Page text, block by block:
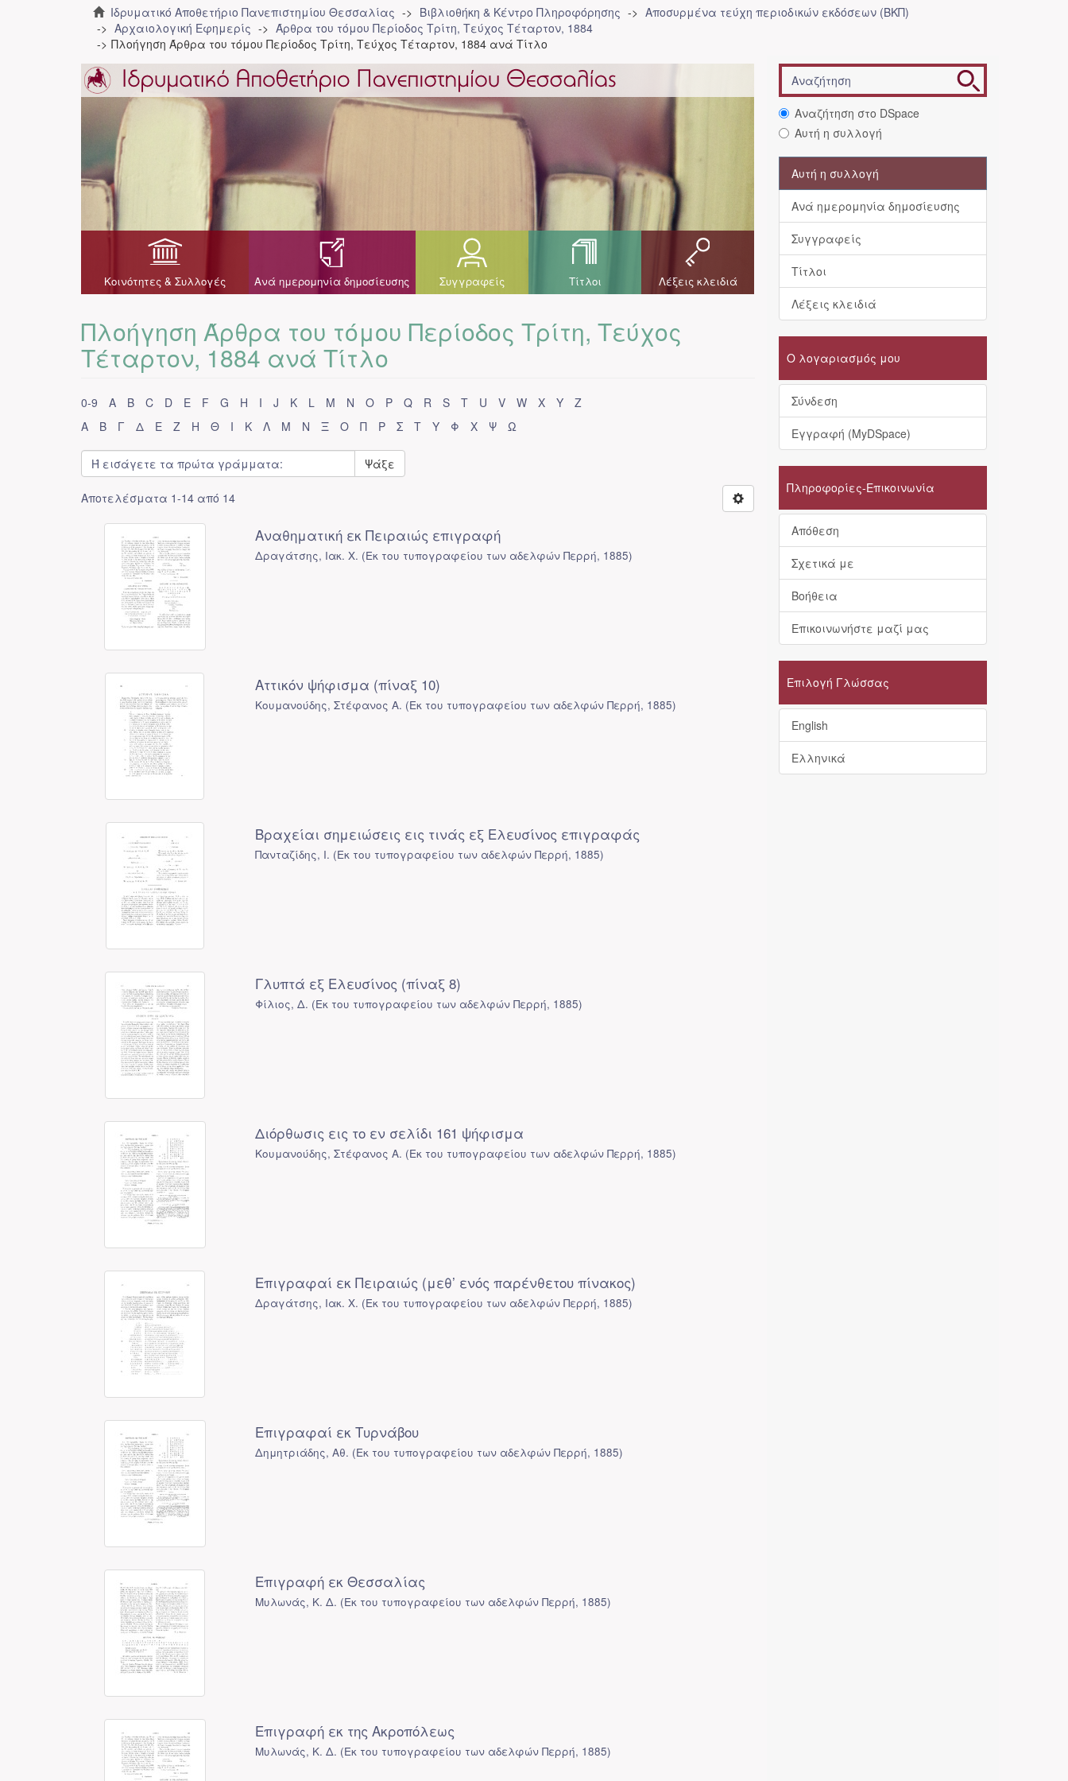
Ιδρυματικό Αποθετήριο Πανεπιστημίου Θεσσαλίας Βιβλιοθήκη & Κέντρο Πληροφόρησης
Αποσυρμένα τεύχη περιοδικών εκδόσεων (ΒΚΠ)
Αρχαιολογική Εφημερίς
Άρθρα του τόμου Περίοδος Τρίτη, Τεύχος Τέταρτον, 1884
Πλοήγηση Άρθρα του τόμου Περίοδος Τρίτη, Τεύχος Τέταρτον, 1884 ανά Τίτλο
Κοινότητες & Συλλογές Ανά ημερομηνία δημοσίευσης Συγγραφείς Τίτλοι Λέξεις κλειδιά
Πλοήγηση Άρθρα του τόμου Περίοδος Τρίτη, Τεύχος
Τέταρτον, 1884 ανά Τίτλο
0-9 A B C D E F G H I J K L M N O P Q R S T U V W X Y
Z
Α
Β Γ Δ Ε Ζ Η Θ Ι Κ Λ Μ Ν Ξ Ο Π Ρ Σ Τ Υ Φ Χ Ψ Ω
Ψάξε
Αποτελέσματα 1-14 από 14
Αναθηματική εκ Πειραιώς επιγραφή
Δραγάτσης, Ιακ. Χ. (Εκ του τυπογραφείου των αδελφών Περρή, 1885)
Αττικόν ψήφισμα (πίναξ 10)
Κουμανούδης, Στέφανος Α. (Εκ του τυπογραφείου των αδελφών Περρή, 1885)
Βραχείαι σημειώσεις εις τινάς εξ Ελευσίνος επιγραφάς
Πανταζίδης, Ι. (Εκ του τυπογραφείου των αδελφών Περρή, 1885)
Γλυπτά εξ Ελευσίνος (πίναξ 8)
Φίλιος, Δ. (Εκ του τυπογραφείου των αδελφών Περρή, 1885)
Διόρθωσις εις το εν σελίδι 161 ψήφισμα
Κουμανούδης, Στέφανος Α. (Εκ του τυπογραφείου των αδελφών Περρή, 1885)
Επιγραφαί εκ Πειραιώς (μεθ’ ενός παρένθετου πίνακος)
Δραγάτσης, Ιακ. Χ. (Εκ του τυπογραφείου των αδελφών Περρή, 1885)
Επιγραφαί εκ Τυρνάβου
Δημητριάδης, Αθ. (Εκ του τυπογραφείου των αδελφών Περρή, 1885)
Επιγραφή εκ Θεσσαλίας
Μυλωνάς, Κ. Δ. (Εκ του τυπογραφείου των αδελφών Περρή, 1885)
Επιγραφή εκ της Ακροπόλεως
Μυλωνάς, Κ. Δ. (Εκ του τυπογραφείου των αδελφών Περρή, 1885)
Αναζήτηση στο DSpace
Αυτή η συλλογή
Αυτή η συλλογή
Ανά ημερομηνία δημοσίευσης
Συγγραφείς
Τίτλοι
Λέξεις κλειδιά
Ο λογαριασμός μου
Σύνδεση
Εγγραφή (MyDSpace)
Πληροφορίες-Επικοινωνία
Απόθεση
Σχετικά με
Βοήθεια
Επικοινωνήστε μαζί μας
Επιλογή Γλώσσας
English
Ελληνικά